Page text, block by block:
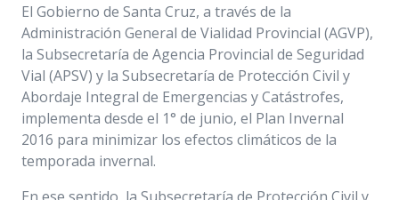
El Gobierno de Santa Cruz, a través de la
Administración General de Vialidad Provincial (AGVP),
la Subsecretaría de Agencia Provincial de Seguridad
Vial (APSV) y la Subsecretaría de Protección Civil y
Abordaje Integral de Emergencias y Catástrofes,
implementa desde el 1° de junio, el Plan Invernal
2016 para minimizar los efectos climáticos de la
temporada invernal.
En ese sentido, la Subsecretaría de Protección Civil y